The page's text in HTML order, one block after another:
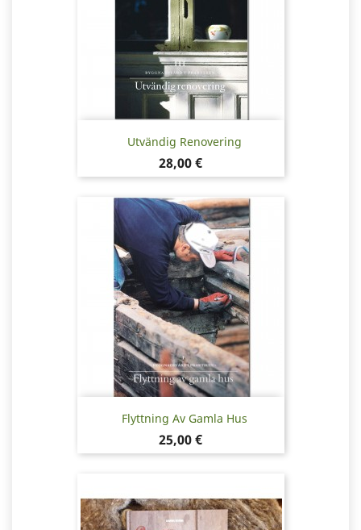
Utvändig Renovering
Pris
28,00 €
Flyttning Av Gamla Hus
Pris
25,00 €